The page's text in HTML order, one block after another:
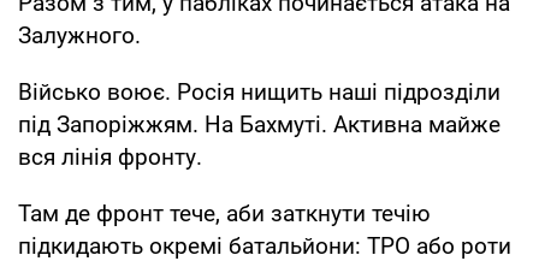
Залужного.
Військо воює. Росія нищить наші підрозділи
під Запоріжжям. На Бахмуті. Активна майже
вся лінія фронту.
Там де фронт тече, аби заткнути течію
підкидають окремі батальйони: ТРО або роти